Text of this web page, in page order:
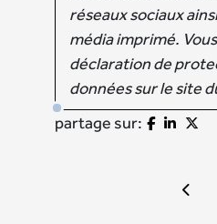
réseaux sociaux
média imprimé.
déclaration de
données sur le site
partage sur: